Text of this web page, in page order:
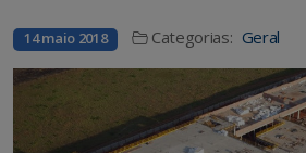
14 maio 2018 Categorias: Geral